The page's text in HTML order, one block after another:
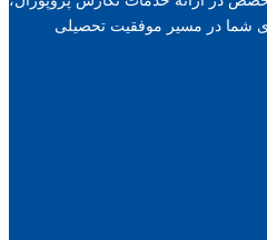
شما در مسیر موفقیت تحصیلی